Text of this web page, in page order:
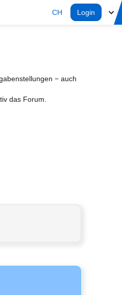
CH Login
− auch
das Forum.